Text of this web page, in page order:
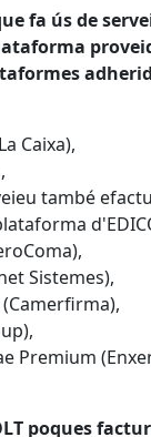
fa ús de
Caixa),
també
Sistemes),
(Camerfirma),
Premium
poques